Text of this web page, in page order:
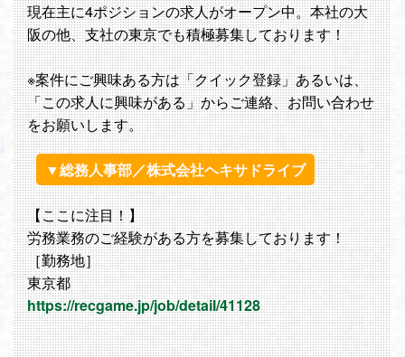
現在主に4ポジションの求人がオープン中。本社の大
阪の他、支社の東京でも積極募集しております！
※案件にご興味ある方は「クイック登録」あるいは、
「この求人に興味がある」からご連絡、お問い合わせ
をお願いします。
▼総務人事部／株式会社ヘキサドライブ
【ここに注目！】
労務業務のご経験がある方を募集しております！
［勤務地］
東京都
https://recgame.jp/job/detail/41128